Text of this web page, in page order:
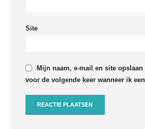
Site
Mijn naam, e-mail en site
voor de volgende keer wanneer ik